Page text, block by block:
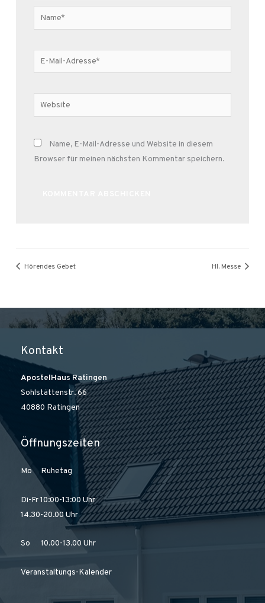
Name*
E-
Mail-
Website
Name, E-Mail-Adresse und Website in diesem
Browser für meinen nächsten Kommentar speichern.
Hörendes Gebet Hl. Messe
Kontakt
ApostelHaus Ratingen
Sohlstättenstr. 66
40880 Ratingen
Öffnungszeiten
Mo Ruhetag
Di-Fr 10:00-13:00 Uhr
14.30-20.00 Uhr
So 10.00-13.00 Uhr
Veranstaltungs-Kalender